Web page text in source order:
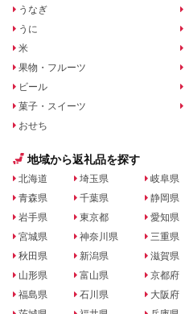
うなぎ
うに
米
果物・フルーツ
ビール
菓子・スイーツ
おせち
地域から返礼品を探す
北海道
青森県
岩手県
宮城県
秋田県
山形県
福島県
埼玉県
千葉県
東京都
神奈川県
新潟県
富山県
石川県
岐阜県
静岡県
愛知県
三重県
滋賀県
京都府
大阪府